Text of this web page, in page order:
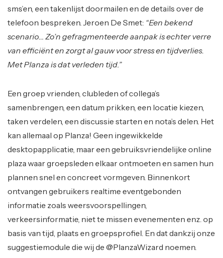
sms’en, een takenlijst doormailen en de details over de
telefoon bespreken. Jeroen De Smet: “Een bekend
scenario… Zo’n gefragmenteerde aanpak is echter verre
van efficiënt en zorgt al gauw voor stress en tijdverlies.
Met Planza is dat verleden tijd.”
Een groep vrienden, clubleden of collega’s
samenbrengen, een datum prikken, een locatie kiezen,
taken verdelen, een discussie starten en nota’s delen. Het
kan allemaal op Planza! Geen ingewikkelde
desktopapplicatie, maar een gebruiksvriendelijke online
plaza waar groepsleden elkaar ontmoeten en samen hun
plannen snel en concreet vormgeven. Binnenkort
ontvangen gebruikers realtime eventgebonden
informatie zoals weersvoorspellingen,
verkeersinformatie, niet te missen evenementen enz. op
basis van tijd, plaats en groepsprofiel. En dat dankzij onze
suggestiemodule die wij de @PlanzaWizard noemen.